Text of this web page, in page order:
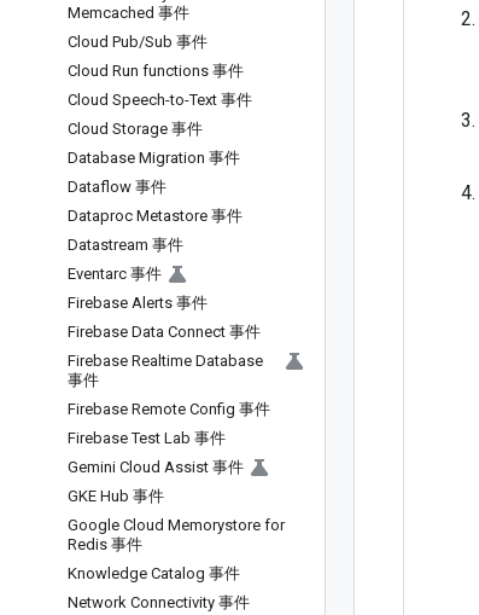
Memcached 事件
Cloud Pub/Sub 事件
Cloud Run functions 事件
Cloud Speech-to-Text 事件
Cloud Storage 事件
Database Migration 事件
Dataflow 事件
Dataproc Metastore 事件
Datastream 事件
Eventarc 事件
Firebase Alerts 事件
Firebase Data Connect 事件
Firebase Realtime Database
事件
Firebase Remote Config 事件
Firebase Test Lab 事件
Gemini Cloud Assist 事件
GKE Hub 事件
Google Cloud Memorystore for
Redis 事件
Knowledge Catalog 事件
Network Connectivity 事件